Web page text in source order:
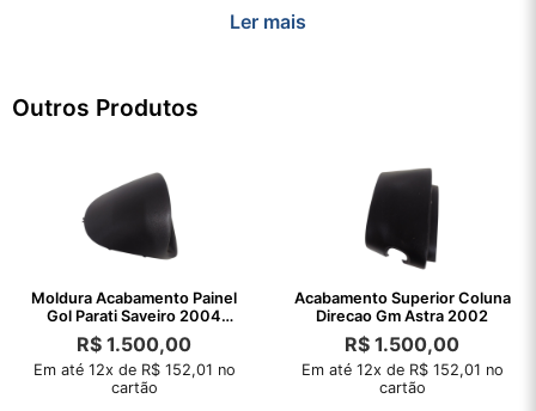
Ler mais
Outros Produtos
Moldura Acabamento Painel
Gol Parati Saveiro 2004
/2003
R$ 1.500,00
Em até 12x de R$ 152,01 no
cartão
Acabamento Superior Coluna
Direcao Gm Astra 2002
R$ 1.500,00
Em até 12x de R$ 152,01 no
cartão